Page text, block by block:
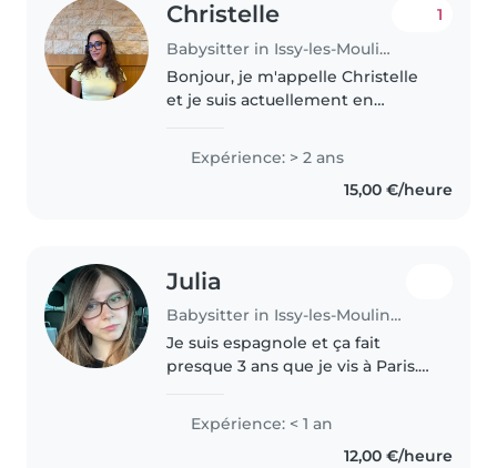
Christelle
Babysitter in Issy-les-Moulineaux
1
Bonjour, je m'appelle Christelle
et je suis actuellement en
je suis trilingue et je parle
couramment le français, l'anglais..
Expérience: > 2 ans
15,00 €/heure
Julia
Babysitter in Issy-les-Moulineaux
Je suis espagnole et ça fait
presque 3 ans que je vis à Paris.
finir mes cours, donc j'ai plus de
temps libre cet été. J'ai de
Expérience: < 1 an
12,00 €/heure